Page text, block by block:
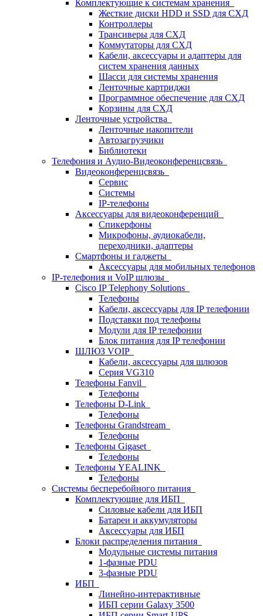
Комплектующие к системам хранения
Жесткие диски HDD и SSD для СХД
Контроллеры
Трансиверы для СХД
Коммутаторы для СХД
Кабели, аксессуары и адаптеры для
систем хранения данных
Шасси для системы хранения
Ленточные картриджи
Программное обеспечение для СХД
Корзины для СХД
Ленточные устройства
Ленточные накопители
Автозагрузчики
Библиотеки
Телефония и Аудио-Видеоконференцсвязь
Видеоконференцсвязь
Сервис
Системы
IP-телефоны
Аксессуары для видеоконференций
Спикерфоны
Микрофоны, аудиокабели,
переходники, адаптеры
Смартфоны и гаджеты
Аксессуары для мобильных телефонов
IP-телефония и VoIP шлюзы
Cisco IP Telephony Solutions
Телефоны
Кабели, аксессуары для IP телефонии
Подставки под телефоны
Модули для IP телефонии
Блок питания для IP телефонии
ШЛЮЗ VOIP
Кабели, аксессуары для шлюзов
Серия VG310
Телефоны Fanvil
Телефоны
Телефоны D-Link
Телефоны
Телефоны Grandstream
Телефоны
Телефоны Gigaset
Телефоны
Телефоны YEALINK
Телефоны
Системы бесперебойного питания
Комплектующие для ИБП
Силовые кабели для ИБП
Батареи и аккумуляторы
Аксессуары для ИБП
Блоки распределения питания
Модульные системы питания
1-фазные PDU
3-фазные PDU
ИБП
Линейно-интерактивные
ИБП серии Galaxy 3500